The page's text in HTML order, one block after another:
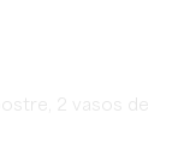
2 vasos de